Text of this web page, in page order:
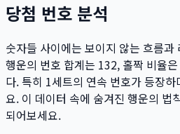
당첨 번호 분석
숫자들 사이에는 보이지 않는 흐름
행운의 번호 합계는 132, 홀짝 비율은
다. 특히 1세트의 연속 번호가 등장
요. 이 데이터 속에 숨겨진 행운의 법
되어보세요.